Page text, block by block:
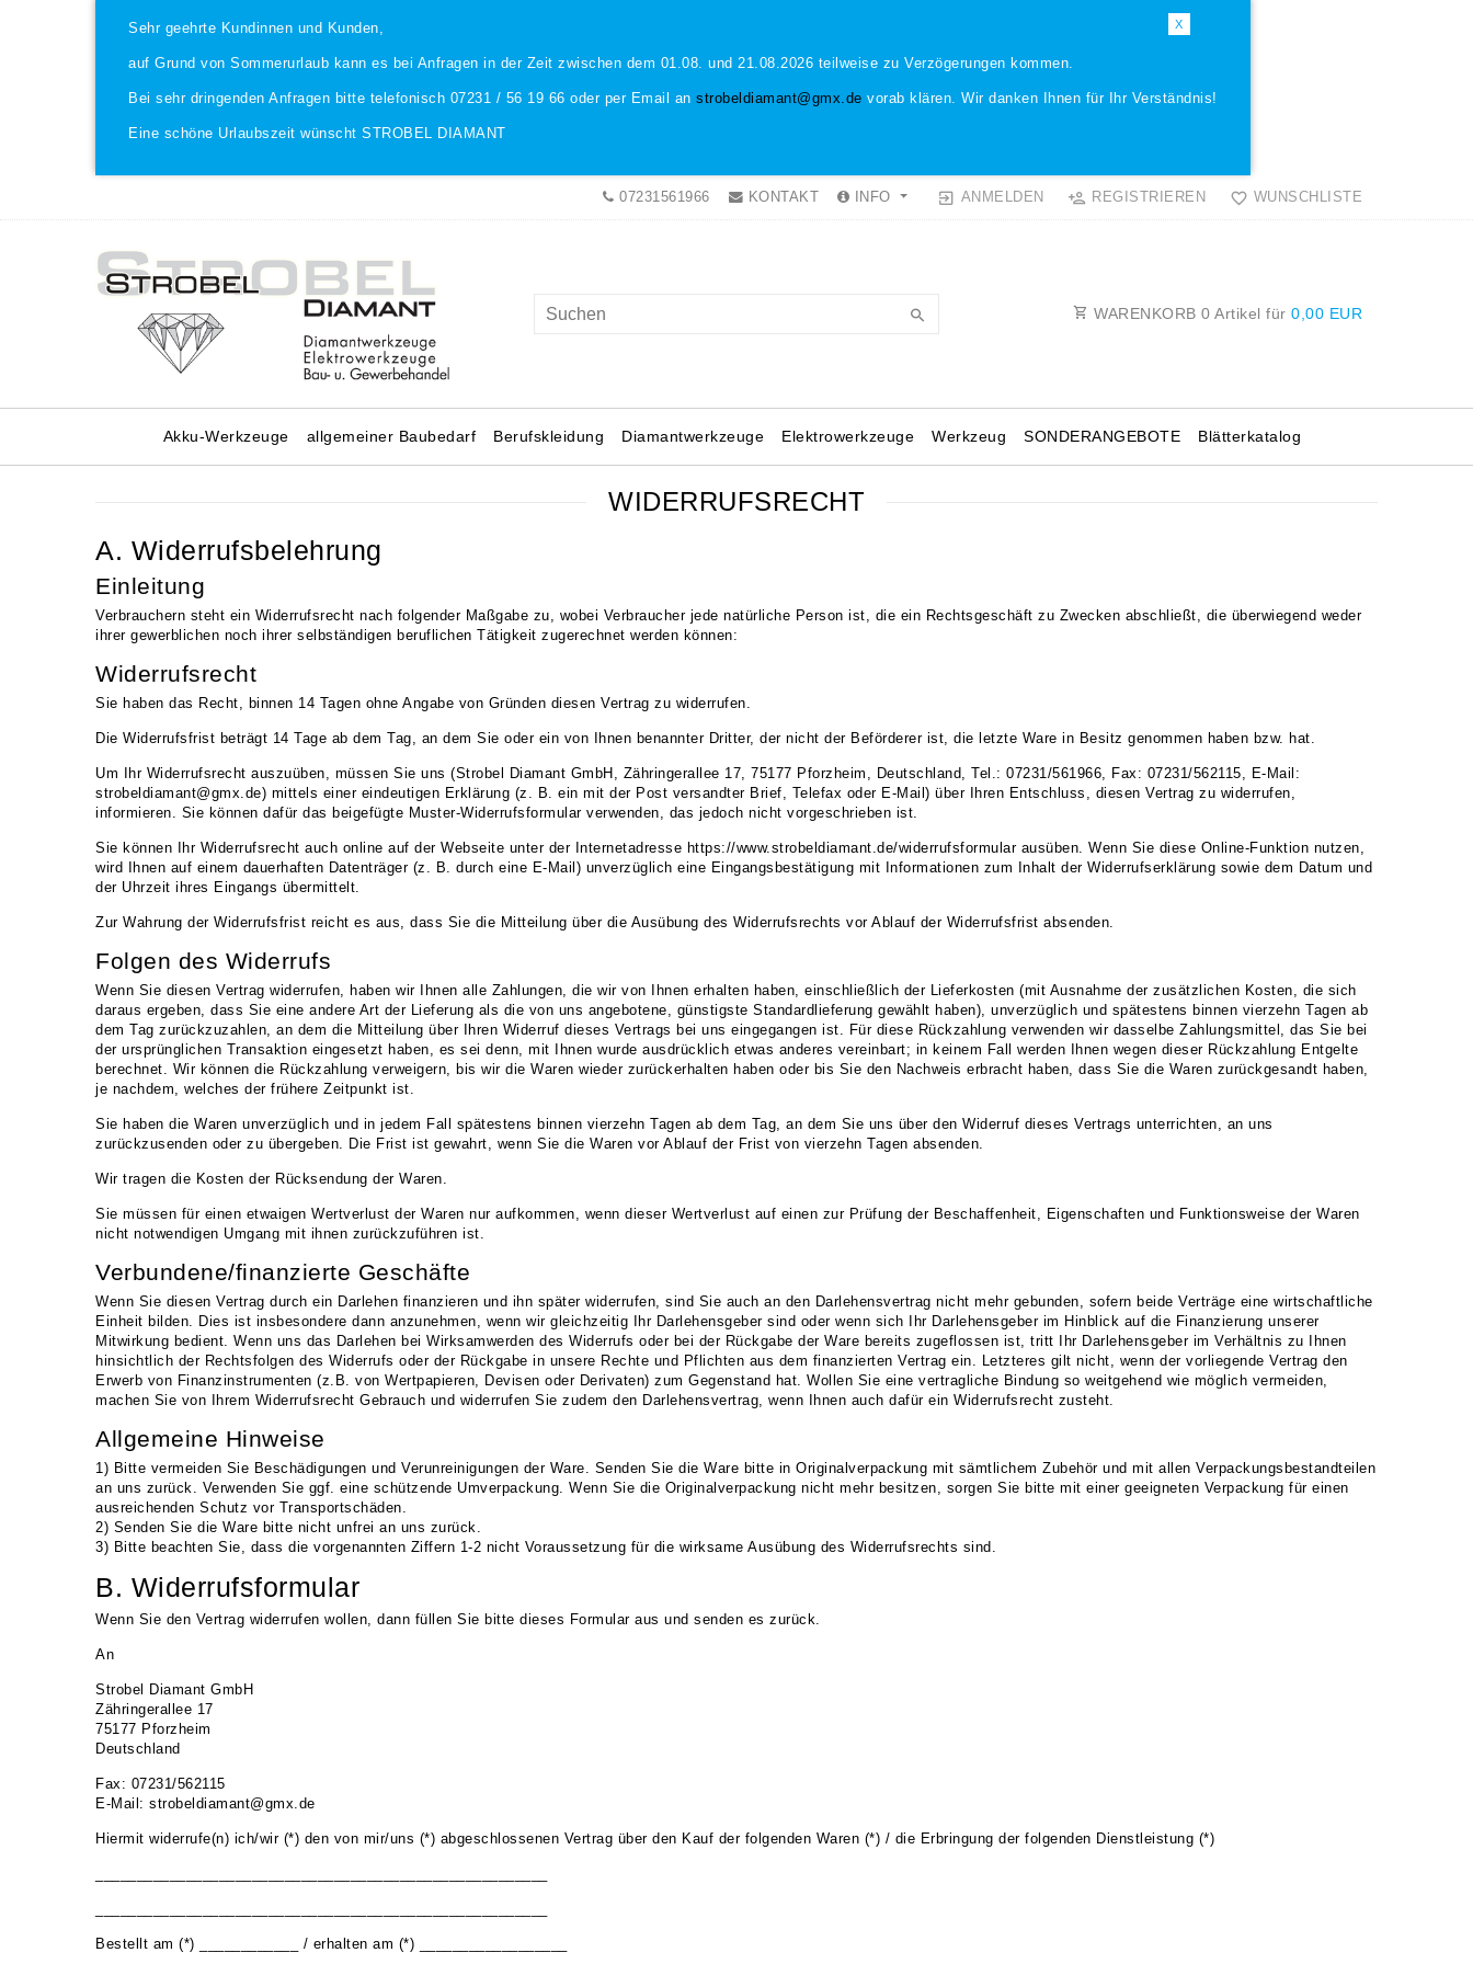
X
Sehr geehrte Kundinnen und Kunden,
auf Grund von Sommerurlaub kann es bei Anfragen in der Zeit zwischen dem 01.08. und 21.08.2026 teilweise zu Verzögerungen kommen.
Bei sehr dringenden Anfragen bitte telefonisch 07231 / 56 19 66 oder per Email an strobeldiamant@gmx.de vorab klären. Wir danken Ihnen für Ihr Verständnis!
Eine schöne Urlaubszeit wünscht STROBEL DIAMANT
07231561966 KONTAKT INFO ANMELDEN REGISTRIEREN WUNSCHLISTE
WARENKORB 0 Artikel für 0,00 EUR
Akku-Werkzeuge allgemeiner Baubedarf Berufskleidung Diamantwerkzeuge Elektrowerkzeuge Werkzeug Blätterkatalog
SONDERANGEBOTE
WIDERRUFS­RECHT
A. Widerrufsbelehrung
Einleitung
Verbrauchern steht ein Widerrufsrecht nach folgender Maßgabe zu, wobei Verbraucher jede natürliche Person ist, die ein Rechtsgeschäft zu Zwecken abschließt, die überwiegend weder
ihrer gewerblichen noch ihrer selbständigen beruflichen Tätigkeit zugerechnet werden können:
Widerrufsrecht
Sie haben das Recht, binnen 14 Tagen ohne Angabe von Gründen diesen Vertrag zu widerrufen.
Die Widerrufsfrist beträgt 14 Tage ab dem Tag, an dem Sie oder ein von Ihnen benannter Dritter, der nicht der Beförderer ist, die letzte Ware in Besitz genommen haben bzw. hat.
Um Ihr Widerrufsrecht auszuüben, müssen Sie uns (Strobel Diamant GmbH, Zähringerallee 17, 75177 Pforzheim, Deutschland, Tel.: 07231/561966, Fax: 07231/562115, E-Mail:
strobeldiamant@gmx.de) mittels einer eindeutigen Erklärung (z. B. ein mit der Post versandter Brief, Telefax oder E-Mail) über Ihren Entschluss, diesen Vertrag zu widerrufen,
informieren. Sie können dafür das beigefügte Muster-Widerrufsformular verwenden, das jedoch nicht vorgeschrieben ist.
Sie können Ihr Widerrufsrecht auch online auf der Webseite unter der Internetadresse https://www.strobeldiamant.de/widerrufsformularausüben. Wenn Sie diese Online-Funktion nutzen,
wird Ihnen auf einem dauerhaften Datenträger (z. B. durch eine E-Mail) unverzüglich eine Eingangsbestätigung mit Informationen zum Inhalt der Widerrufserklärung sowie dem Datum und
der Uhrzeit ihres Eingangs übermittelt.
Zur Wahrung der Widerrufsfrist reicht es aus, dass Sie die Mitteilung über die Ausübung des Widerrufsrechts vor Ablauf der Widerrufsfrist absenden.
Folgen des Widerrufs
Wenn Sie diesen Vertrag widerrufen, haben wir Ihnen alle Zahlungen, die wir von Ihnen erhalten haben, einschließlich der Lieferkosten (mit Ausnahme der zusätzlichen Kosten, die sich
daraus ergeben, dass Sie eine andere Art der Lieferung als die von uns angebotene, günstigste Standardlieferung gewählt haben), unverzüglich und spätestens binnen vierzehn Tagen ab
dem Tag zurückzuzahlen, an dem die Mitteilung über Ihren Widerruf dieses Vertrags bei uns eingegangen ist. Für diese Rückzahlung verwenden wir dasselbe Zahlungsmittel, das Sie bei
der ursprünglichen Transaktion eingesetzt haben, es sei denn, mit Ihnen wurde ausdrücklich etwas anderes vereinbart; in keinem Fall werden Ihnen wegen dieser Rückzahlung Entgelte
berechnet. Wir können die Rückzahlung verweigern, bis wir die Waren wieder zurückerhalten haben oder bis Sie den Nachweis erbracht haben, dass Sie die Waren zurückgesandt haben,
je nachdem, welches der frühere Zeitpunkt ist.
Sie haben die Waren unverzüglich und in jedem Fall spätestens binnen vierzehn Tagen ab dem Tag, an dem Sie uns über den Widerruf dieses Vertrags unterrichten, an uns
zurückzusenden oder zu übergeben. Die Frist ist gewahrt, wenn Sie die Waren vor Ablauf der Frist von vierzehn Tagen absenden.
Wir tragen die Kosten der Rücksendung der Waren.
Sie müssen für einen etwaigen Wertverlust der Waren nur aufkommen, wenn dieser Wertverlust auf einen zur Prüfung der Beschaffenheit, Eigenschaften und Funktionsweise der Waren
nicht notwendigen Umgang mit ihnen zurückzuführen ist.
Verbundene/finanzierte Geschäfte
Wenn Sie diesen Vertrag durch ein Darlehen finanzieren und ihn später widerrufen, sind Sie auch an den Darlehensvertrag nicht mehr gebunden, sofern beide Verträge eine wirtschaftliche
Einheit bilden. Dies ist insbesondere dann anzunehmen, wenn wir gleichzeitig Ihr Darlehensgeber sind oder wenn sich Ihr Darlehensgeber im Hinblick auf die Finanzierung unserer
Mitwirkung bedient. Wenn uns das Darlehen bei Wirksamwerden des Widerrufs oder bei der Rückgabe der Ware bereits zugeflossen ist, tritt Ihr Darlehensgeber im Verhältnis zu Ihnen
hinsichtlich der Rechtsfolgen des Widerrufs oder der Rückgabe in unsere Rechte und Pflichten aus dem finanzierten Vertrag ein. Letzteres gilt nicht, wenn der vorliegende Vertrag den
Erwerb von Finanzinstrumenten (z.B. von Wertpapieren, Devisen oder Derivaten) zum Gegenstand hat. Wollen Sie eine vertragliche Bindung so weitgehend wie möglich vermeiden,
machen Sie von Ihrem Widerrufsrecht Gebrauch und widerrufen Sie zudem den Darlehensvertrag, wenn Ihnen auch dafür ein Widerrufsrecht zusteht.
Allgemeine Hinweise
1) Bitte vermeiden Sie Beschädigungen und Verunreinigungen der Ware. Senden Sie die Ware bitte in Originalverpackung mit sämtlichem Zubehör und mit allen Verpackungsbestandteilen
an uns zurück. Verwenden Sie ggf. eine schützende Umverpackung. Wenn Sie die Originalverpackung nicht mehr besitzen, sorgen Sie bitte mit einer geeigneten Verpackung für einen
ausreichenden Schutz vor Transportschäden.
2) Senden Sie die Ware bitte nicht unfrei an uns zurück.
3) Bitte beachten Sie, dass die vorgenannten Ziffern 1-2 nicht Voraussetzung für die wirksame Ausübung des Widerrufsrechts sind.
B. Widerrufsformular
Wenn Sie den Vertrag widerrufen wollen, dann füllen Sie bitte dieses Formular aus und senden es zurück.
An
Strobel Diamant GmbH
Zähringerallee 17
75177 Pforzheim
Deutschland
Fax: 07231/562115
E-Mail: strobeldiamant@gmx.de
Hiermit widerrufe(n) ich/wir (*) den von mir/uns (*) abgeschlossenen Vertrag über den Kauf der folgenden Waren (*) / die Erbringung der folgenden Dienstleistung (*)
Bestellt am (*) ____________ / erhalten am (*) __________________